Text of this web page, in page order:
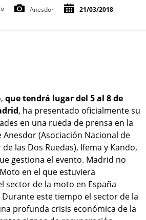
Anesdor 21/03/2018
que tendrá lugar del 5 al 8 de
, ha presentado oficialmente su
en una rueda de prensa en la
(Asociación Nacional de
las Dos Ruedas), Ifema y Kando,
gestiona el evento. Madrid no
en el que estuviera
sector de la moto en España
Durante este tiempo el sector de la
profunda crisis económica de la